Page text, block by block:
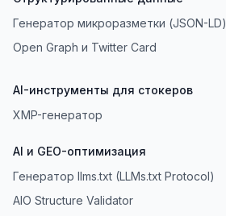
Генератор микроразметки (JSON-LD)
Open Graph и Twitter Card
AI-инструменты для стокеров
XMP-генератор
AI и GEO-оптимизация
Генератор llms.txt (LLMs.txt Protocol)
AIO Structure Validator